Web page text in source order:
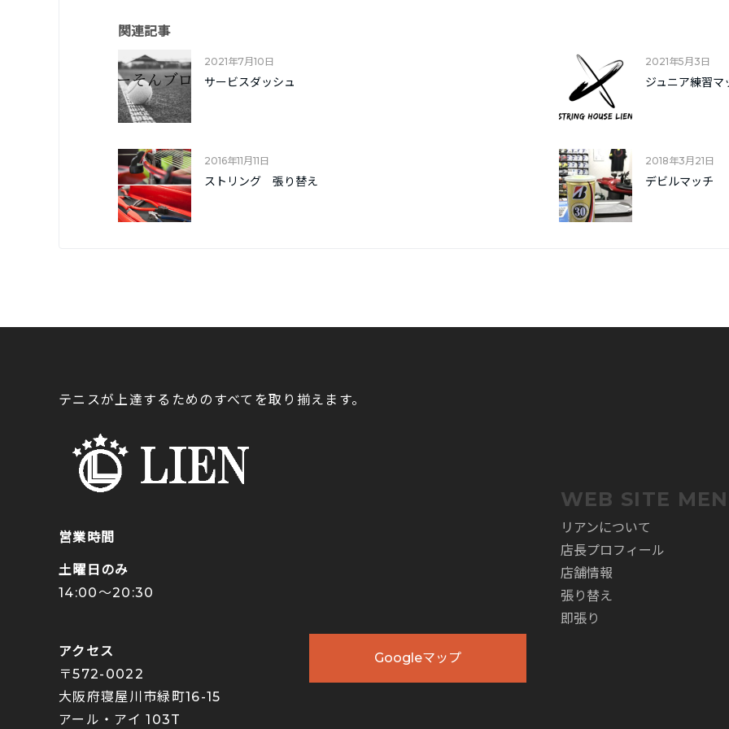
関連記事
2021年7月10日
サービスダッシュ
2021年5月3日
ジュニア練習マ
2016年11月11日
ストリング 張り替え
2018年3月21日
デビルマッチ
テニスが上達するためのすべてを取り揃えます。
営業時間
土曜日のみ
14:00〜20:30
アクセス
〒572-0022
大阪府寝屋川市緑町16-15
アール・アイ 103T
Googleマップ
WEB SITE
リアンについて
店長プロフィール
店舗情報
張り替え
即張り